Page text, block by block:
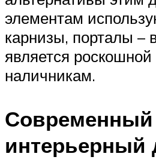
элементам
карнизы, порталы –
является
наличникам.
Современный
интерьерный